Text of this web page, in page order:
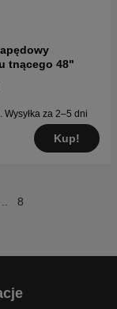
tnącego 48"
Wysyłka za 2–5 dni
Kup!
.. 8